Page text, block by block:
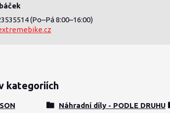
(Po–Pá 8:00–16:00)
kategoriích
Náhradní díly - PODLE DRUHU